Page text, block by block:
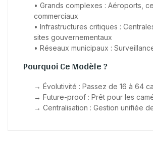
• Grands complexes : Aéroports,
commerciaux
• Infrastructures critiques :
sites gouvernementaux
• Réseaux municipaux :
Pourquoi Ce Modèle ?
→ Évolutivité : Passez de 16 à 64
→ Future-proof : Prêt pour les
→ Centralisation : Gestion unifiée